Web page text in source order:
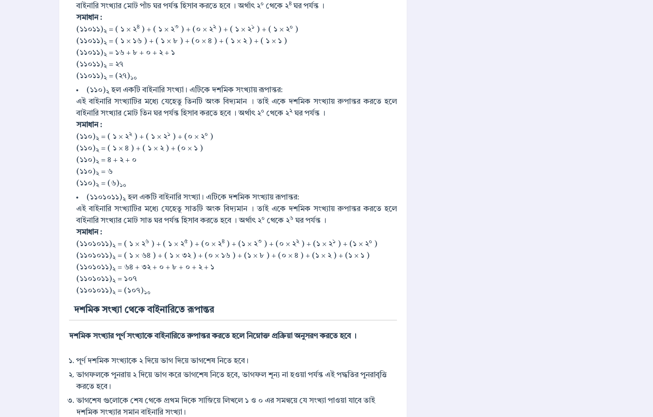
বাইনারি সংখ্যার মোট পাঁচ ঘর পর্যন্ত হিসাব করতে হবে । অর্থাৎ ২০ থেকে ২৪ ঘর পর্যন্ত ।
সমাধান :
(১১০১১)২ = ( ১ × ২৪ ) + ( ১ × ২৩ ) + (০ × ২২) + ( ১ × ২১ ) + ( ১ × ২০
)
(১১০১১)২ = ( ১ × ১৬ ) + ( ১ × ৮ ) + (০ × ৪ ) + ( ১ × ২ ) + ( ১ × ১ )
(১১০১১)২ = ১৬ + ৮ + ০ + ২ + ১
(১১০১১)২ = ২৭
(১১০১১)২ = (২৭)১০
(১১০)২ হল একটি বাইনারি সংখ্যা। এটিকে দশমিক সংখ্যায় রূপান্তর:
এই বাইনারি সংখ্যাটির মধ্যে যেহেতু তিনটি অংক বিদ্যমান । তাই একে দশমিক সংখ্যায় রুপান্তর করতে হলে
বাইনারি সংখ্যার মোট তিন ঘর পর্যন্ত হিসাব করতে হবে । অর্থাৎ ২০ থেকে ২২ঘর পর্যন্ত ।
সমাধান :
(১১০)২ = ( ১ × ২২) + ( ১ × ২১ ) + (০ × ২০
)
(১১০)২ = ( ১ × ৪ ) + ( ১ × ২ ) + (০ × ১ )
(১১০)২ = ৪ + ২ + ০
(১১০)২ = ৬
(১১০)২ = (৬)১০
(১১০১০১১)২ হল একটি বাইনারি সংখ্যা। এটিকে দশমিক সংখ্যায় রূপান্তর:
এই বাইনারি সংখ্যাটির মধ্যে যেহেতু সাতটি অংক বিদ্যমান । তাই একে দশমিক সংখ্যায় রুপান্তর করতে হলে
বাইনারি সংখ্যার মোট সাত ঘর পর্যন্ত হিসাব করতে হবে । অর্থাৎ ২০ থেকে ২৬ ঘর পর্যন্ত ।
সমাধান :
(১১০১০১১)২ = ( ১ × ২৬ ) + ( ১ × ২৫ ) + (০ × ২৪ ) + (১ × ২৩ ) + (০ × ২২) + (১ × ২১ ) + (১ × ২০
)
(১১০১০১১)২ = ( ১ × ৬৪ ) + ( ১ × ৩২ ) + (০ × ১৬ ) + (১ × ৮ ) + (০ × ৪ ) + (১ × ২ ) + (১ × ১ )
(১১০১০১১)২ = ৬৪ + ৩২ + ০ + ৮ + ০ + ২ + ১
(১১০১০১১)২ = ১০৭
(১১০১০১১)২ = (১০৭)১০
দশমিক সংখ্যা থেকে বাইনারিতে রূপান্তর
দশমিক সংখ্যার পূর্ণ সংখ্যাকে বাইনারিতে রুপান্তর করতে হলে নিম্নোক্ত প্রক্রিয়া অনুসরণ করতে হবে ।
পূর্ণ দশমিক সংখ্যাকে ২ দিয়ে ভাগ দিয়ে ভাগশেষ নিতে হবে।
ভাগফলকে পুনরায় ২ দিয়ে ভাগ করে ভাগশেষ নিতে হবে, ভাগফল শূন্য না হওয়া পর্যন্ত এই পদ্ধতির পুনরাবৃত্তি
করতে হবে।
ভাগশেষ গুলোকে শেষ থেকে প্রথম দিকে সাজিয়ে লিখলে ১ ও ০ এর সমন্বয়ে যে সংখ্যা পাওয়া যাবে তাই
দশমিক সংখ্যার সমান বাইনারি সংখ্যা।